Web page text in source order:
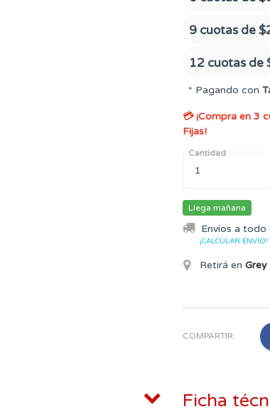
9 cuotas de
12 cuotas de
* Pagando con
💳 ¡Compra en 3
Fijas!
Cantidad
Llega mañana
Envíos a todo
¡CALCULAR ENVÍO!
Retirá en
COMPARTIR:
Ficha